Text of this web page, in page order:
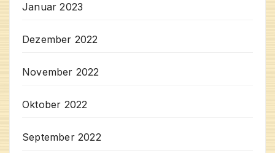
Januar 2023
Dezember 2022
November 2022
Oktober 2022
September 2022